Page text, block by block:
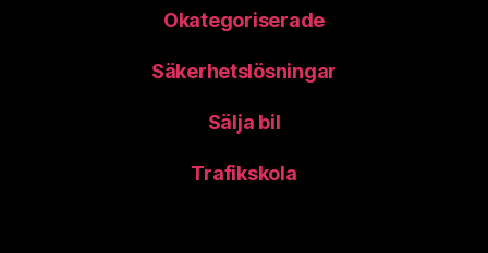
Okategoriserade
Säkerhetslösningar
Sälja bil
Trafikskola